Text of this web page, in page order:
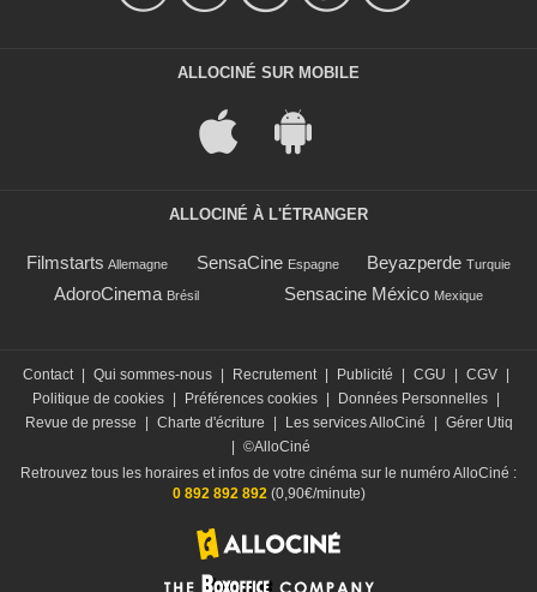
ALLOCINÉ SUR MOBILE
ALLOCINÉ À L'ÉTRANGER
Filmstarts Allemagne SensaCine Espagne Beyazperde Turquie
AdoroCinema Brésil Sensacine México Mexique
Contact Qui sommes-nous Recrutement Publicité CGU CGV
Politique de cookies
Préférences cookies Données Personnelles
Revue de presse
Charte d'écriture Les services AlloCiné
Gérer Utiq
©AlloCiné
Retrouvez tous les horaires et infos de votre cinéma sur le numéro AlloCiné :
0 892 892 892(0,90€/minute)